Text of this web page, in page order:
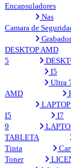
Encapsuladores
Nas
Camara de
Grabador
DESKTOP AMD
5
I5
Ultra
AMD
I5
I7
9
TABLETA
Tinta
Toner